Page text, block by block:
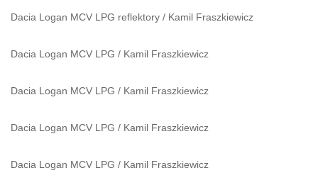
Dacia Logan MCV LPG reflektory / Kamil Fraszkiewicz
Dacia Logan MCV LPG / Kamil Fraszkiewicz
Dacia Logan MCV LPG / Kamil Fraszkiewicz
Dacia Logan MCV LPG / Kamil Fraszkiewicz
Dacia Logan MCV LPG / Kamil Fraszkiewicz